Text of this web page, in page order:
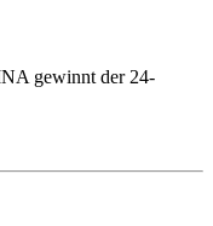
gewinnt der 24-